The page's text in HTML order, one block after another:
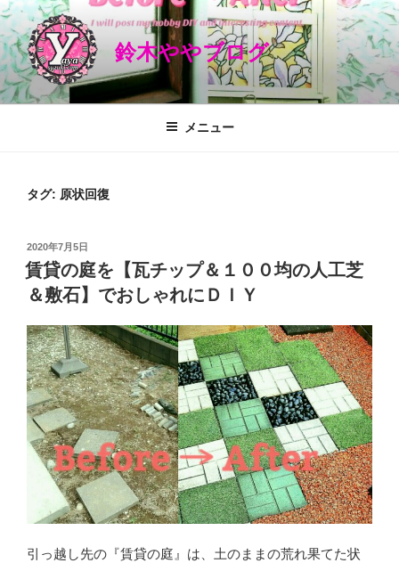
コ
ン
テ
ン
ツ
鈴木ややブログ
メニュー
タグ: 原状回復
投
稿
日:
2020年7月5日
賃貸の庭を【瓦チップ＆１００均の人工芝
＆敷石】でおしゃれにＤＩＹ
引っ越し先の『賃貸の庭』は、土のままの荒れ果てた状